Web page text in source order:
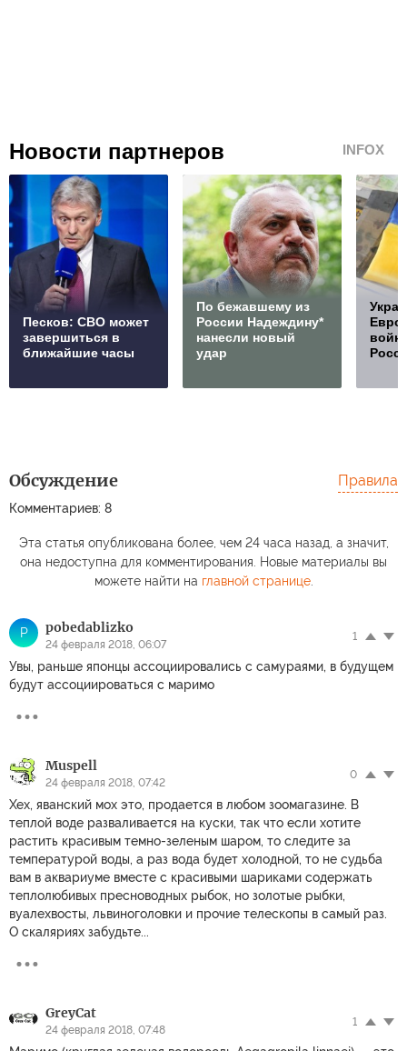
Новости партнеров INFOX
Песков: СВО может
завершиться в
ближайшие часы
По бежавшему из
России Надеждину*
нанесли новый
удар
Обсуждение
Комментариев: 8
Правила
Эта статья опубликована более, чем 24 часа назад, а значит,
она недоступна для комментирования. Новые материалы вы
можете найти на главной странице.
P pobedablizko
24 февраля 2018, 06:07
1
Увы, раньше японцы ассоциировались с самураями, в будущем
будут ассоциироваться с маримо
Muspell
24 февраля 2018, 07:42
0
Хех, яванский мох это, продается в любом зоомагазине. В
теплой воде разваливается на куски, так что если хотите
растить красивым темно-зеленым шаром, то следите за
температурой воды, а раз вода будет холодной, то не судьба
вам в аквариуме вместе с красивыми шариками содержать
теплолюбивых пресноводных рыбок, но золотые рыбки,
вуалехвосты, львиноголовки и прочие телескопы в самый раз.
О скаляриях забудьте...
GreyCat
24 февраля 2018, 07:48
1